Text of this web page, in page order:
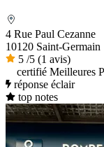
4 Rue Paul Cezanne
10120 Saint-Germain
5 /5 (1 avis)
certifié Meilleures
réponse éclair
top notes